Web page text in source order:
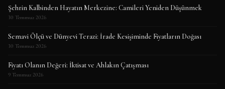
Şehrin Kalbinden Hayatın Merkezine: Camileri Yeniden Düşünmek
30 Temmuz 2026
Semavi Ölçü ve Dünyevi Terazi: İrade Kesişiminde Fiyatların Doğası
30 Temmuz 2026
Fiyatı Olanın Değeri: İktisat ve Ahlakın Çatışması
9 Temmuz 2026